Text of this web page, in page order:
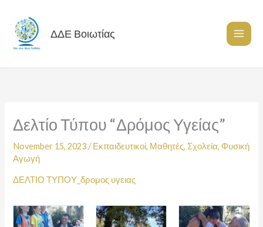
content
ΔΔΕ Βοιωτίας
Δελτίο Τύπου “Δρόμος Υγείας”
November 15, 2023/Εκπαιδευτικοί, Μαθητές, Σχολεία, Φυσική
Αγωγή
ΔΕΛΤΙΟ ΤΥΠΟΥ_δρομος υγειας